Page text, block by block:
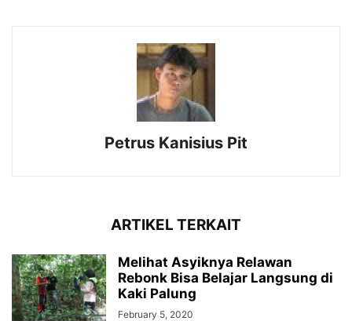
Petrus Kanisius Pit
ARTIKEL TERKAIT
Melihat Asyiknya Relawan
Rebonk Bisa Belajar Langsung di
Kaki Palung
February 5, 2020